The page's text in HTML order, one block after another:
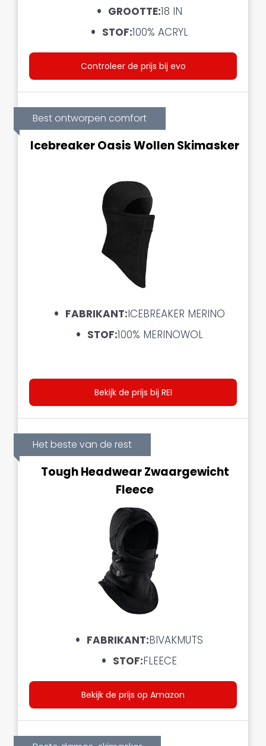
GROOTTE:18 IN
STOF:100% ACRYL
Controleer de prijs bij evo
Best ontworpen comfort
Icebreaker Oasis Wollen Skimasker
FABRIKANT:ICEBREAKER MERINO
STOF:100% MERINOWOL
Bekijk de prijs bij REI
Het beste van de rest
Tough Headwear Zwaargewicht
Fleece
FABRIKANT:BIVAKMUTS
STOF:FLEECE
Bekijk de prijs op Amazon